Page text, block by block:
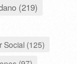
(219)
Social (125)